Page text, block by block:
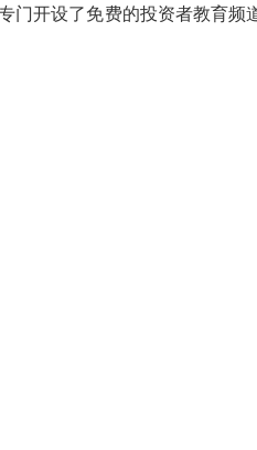
门开设了免费的投资者教育频